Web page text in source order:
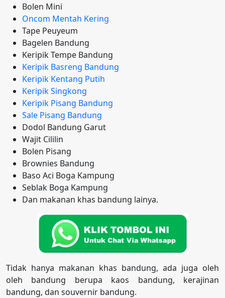
Bolen Mini
Oncom Mentah Kering
Tape Peuyeum
Bagelen Bandung
Keripik Tempe Bandung
Keripik Basreng Bandung
Keripik Kentang Putih
Keripik Singkong
Keripik Pisang Bandung
Sale Pisang Bandung
Dodol Bandung Garut
Wajit Cililin
Bolen Pisang
Brownies Bandung
Baso Aci Boga Kampung
Seblak Boga Kampung
Dan makanan khas bandung lainya.
Tidak hanya makanan khas bandung, ada juga oleh
oleh bandung berupa kaos bandung, kerajinan
bandung, dan souvernir bandung.